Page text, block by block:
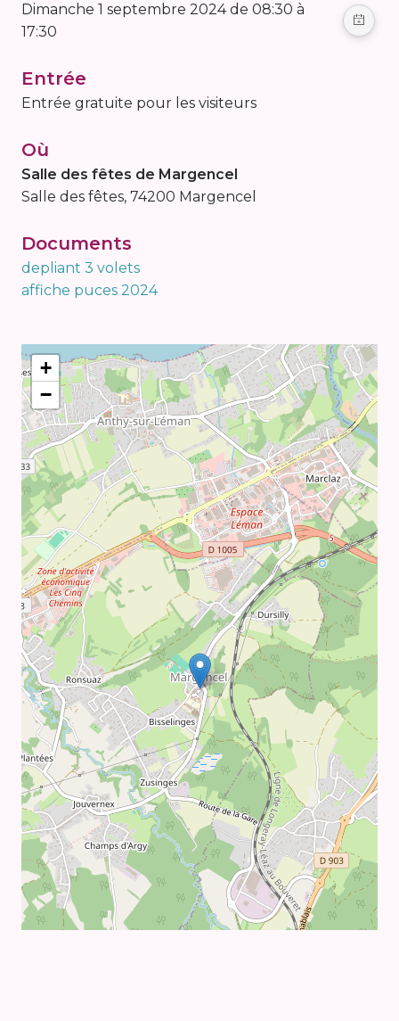
dimanche 1 septembre 2024 de 08:30 à
17:30
Entrée
Entrée gratuite pour les visiteurs
Où
Salle des fêtes de Margencel
Salle des fêtes, 74200 Margencel
Documents
depliant 3 volets
affiche puces 2024
+
−